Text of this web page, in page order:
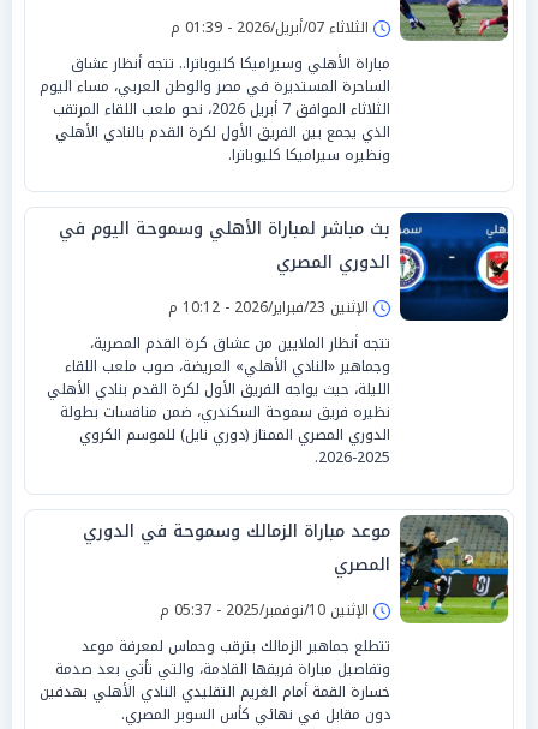
الثلاثاء 07/أبريل/2026 - 01:39 م
مباراة الأهلي وسيراميكا كليوباترا.. تتجه أنظار عشاق
الساحرة المستديرة في مصر والوطن العربي، مساء اليوم
الثلاثاء الموافق 7 أبريل 2026، نحو ملعب اللقاء المرتقب
الذي يجمع بين الفريق الأول لكرة القدم بالنادي الأهلي
ونظيره سيراميكا كليوباترا.
بث مباشر لمباراة الأهلي وسموحة اليوم في
الدوري المصري
الإثنين 23/فبراير/2026 - 10:12 م
تتجه أنظار الملايين من عشاق كرة القدم المصرية،
وجماهير «النادي الأهلي» العريضة، صوب ملعب اللقاء
الليلة، حيث يواجه الفريق الأول لكرة القدم بنادي الأهلي
نظيره فريق سموحة السكندري، ضمن منافسات بطولة
الدوري المصري الممتاز (دوري نايل) للموسم الكروي
2025-2026.
موعد مباراة الزمالك وسموحة في الدوري
المصري
الإثنين 10/نوفمبر/2025 - 05:37 م
تتطلع جماهير الزمالك بترقب وحماس لمعرفة موعد
وتفاصيل مباراة فريقها القادمة، والتي تأتي بعد صدمة
خسارة القمة أمام الغريم التقليدي النادي الأهلي بهدفين
دون مقابل في نهائي كأس السوبر المصري.